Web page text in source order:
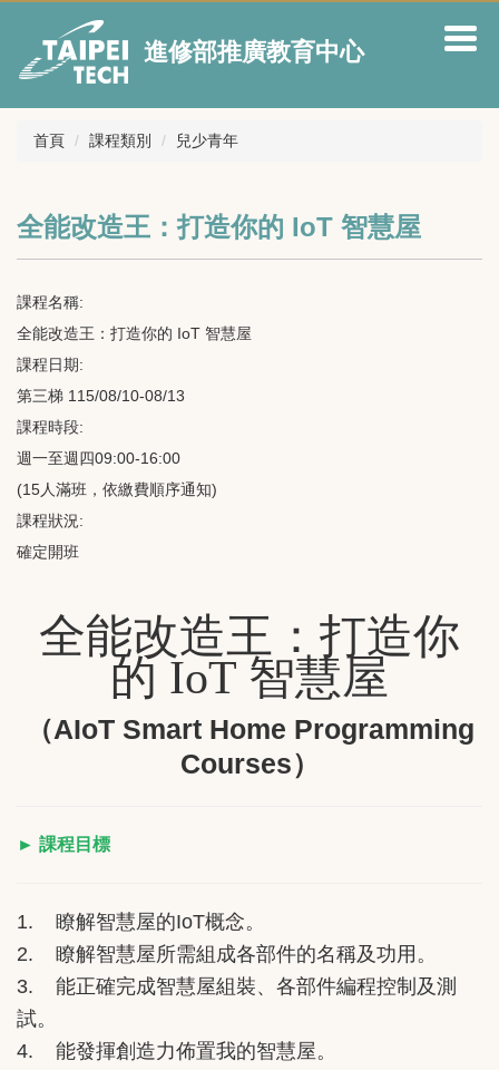
內
進修部推廣教育中心
首頁 課程類別 兒少青年
全能改造王：打造你的 IoT 智慧屋
課程名稱:
全能改造王：打造你的 IoT 智慧屋
課程日期:
第三梯 115/08/10-08/13
課程時段:
週一至週四09:00-16:00
(15人滿班，依繳費順序通知)
課程狀況:
確定開班
全能改造王：打造你
的 IoT 智慧屋
（AIoT Smart Home Programming
Courses）
► 課程目標
1.
瞭解智慧屋的IoT概念。
2. 瞭解智慧屋所需組成各部件的名稱及功用。
3. 能正確完成智慧屋組裝、各部件編程控制及測
試。
4. 能發揮創造力佈置我的智慧屋。